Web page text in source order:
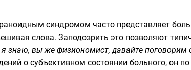
синдромом часто представляет
слова. Заподозрить это позволяют
я знаю, вы же физиономист, давайте поговорим
о субъективном состоянии больного, он